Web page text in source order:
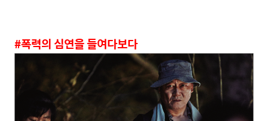
#폭력의 심연을 들여다보다